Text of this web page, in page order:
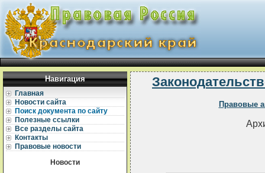
Навигация
Главная
Новости сайта
Поиск документа по сайту
Полезные ссылки
Все разделы сайта
Контакты
Правовые новости
Новости
Правовые